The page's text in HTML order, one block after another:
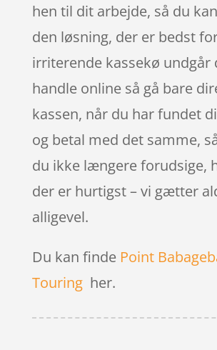
hen til dit arbejde, så du
den løsning, der er bedst
irriterende kassekø undgår
handle online så gå bare
kassen, når du har fundet
og betal med det samme,
du ikke længere forudsige,
der er hurtigst – vi gætter
alligevel.
Du kan finde Point
Touringher.